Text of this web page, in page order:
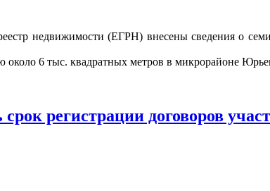
недвижимости (ЕГРН) внесены сведения о
6 тыс. квадратных метров в микрорайоне
регистрации договоров